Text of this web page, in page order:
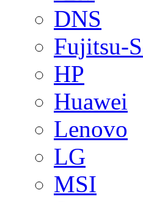
DNS
Fujitsu-
HP
Huawei
Lenovo
LG
MSI